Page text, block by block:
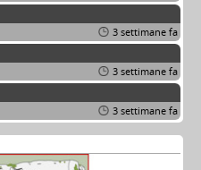
3 settimane fa
3 settimane fa
3 settimane fa